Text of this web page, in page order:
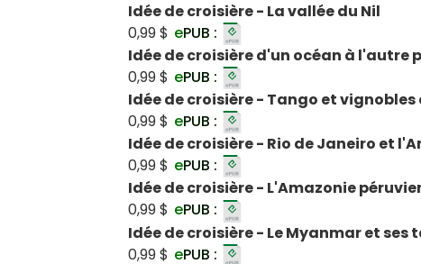
Idée de croisière - La vallée du Nil
0,99 $ ePUB :
Idée de croisière d'un océan à l'autre
0,99 $ ePUB :
Idée de croisière - Tango et vignobles
0,99 $ ePUB :
Idée de croisière - Rio de Janeiro et
0,99 $ ePUB :
Idée de croisière - L'Amazonie
0,99 $ ePUB :
Idée de croisière - Le Myanmar et ses
0,99 $ ePUB :